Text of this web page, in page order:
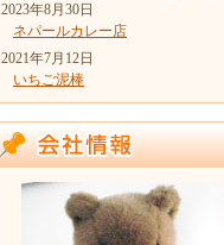
2023年8月30日
ネパールカレー店
2021年7月12日
いちご泥棒